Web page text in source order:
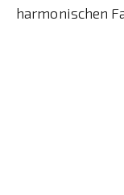
harmonischen